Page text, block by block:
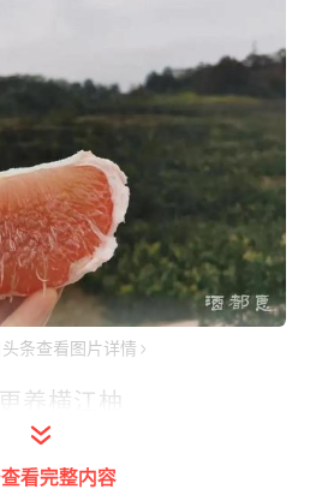
条查看图片详情
养横江柚
峰村大力打造蜜柚种植
看完整内容